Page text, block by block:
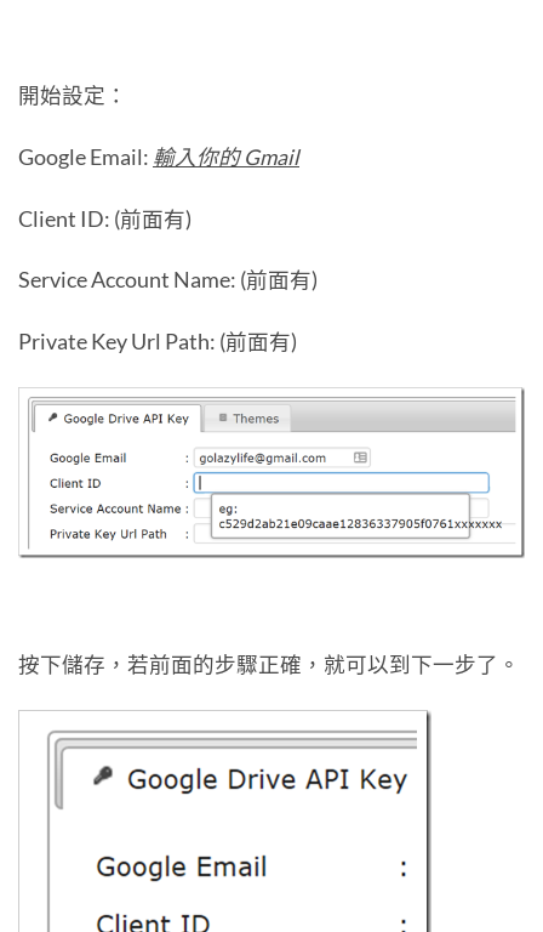
開始設定：
Google Email: 輸入你的 Gmail
Client ID: (前面有)
Service Account Name: (前面有)
Private Key Url Path: (前面有)
按下儲存，若前面的步驟正確，就可以到下一步了。